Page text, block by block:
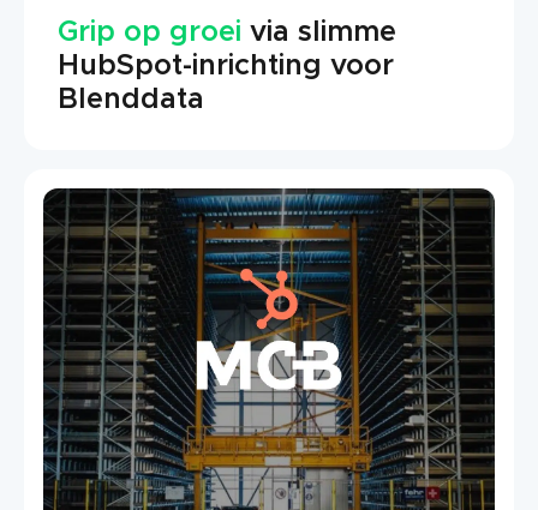
Grip op groei via slimme
HubSpot-inrichting voor
Blenddata